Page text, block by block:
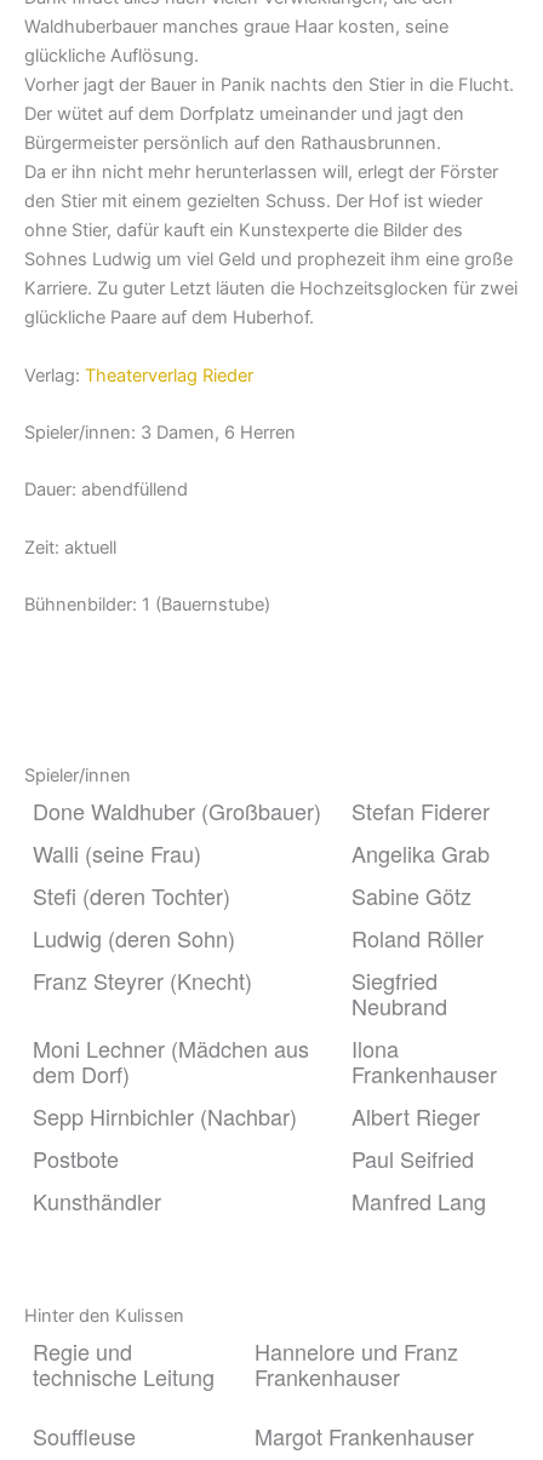
Waldhuberbauer manches graue Haar kosten, seine
glückliche Auflösung.
Vorher jagt der Bauer in Panik nachts den Stier in die Flucht.
Der wütet auf dem Dorfplatz umeinander und jagt den
Bürgermeister persönlich auf den Rathausbrunnen.
Da er ihn nicht mehr herunterlassen will, erlegt der Förster
den Stier mit einem gezielten Schuss. Der Hof ist wieder
ohne Stier, dafür kauft ein Kunstexperte die Bilder des
Sohnes Ludwig um viel Geld und prophezeit ihm eine große
Karriere. Zu guter Letzt läuten die Hochzeitsglocken für zwei
glückliche Paare auf dem Huberhof.
Verlag: Theaterverlag Rieder
Spieler/innen: 3 Damen, 6 Herren
Dauer: abendfüllend
Zeit: aktuell
Bühnenbilder: 1 (Bauernstube)
Spieler/innen
Done Waldhuber (Großbauer)
Stefan Fiderer
Walli (seine Frau)
Angelika Grab
Stefi (deren Tochter)
Sabine Götz
Ludwig (deren Sohn)
Roland Röller
Franz Steyrer (Knecht)
Siegfried
Neubrand
Moni Lechner (Mädchen aus
dem Dorf)
Ilona
Frankenhauser
Sepp Hirnbichler (Nachbar)
Albert Rieger
Postbote
Paul Seifried
Kunsthändler
Manfred Lang
Hinter den Kulissen
Regie und
technische Leitung
Hannelore und Franz
Frankenhauser
Souffleuse
Margot Frankenhauser